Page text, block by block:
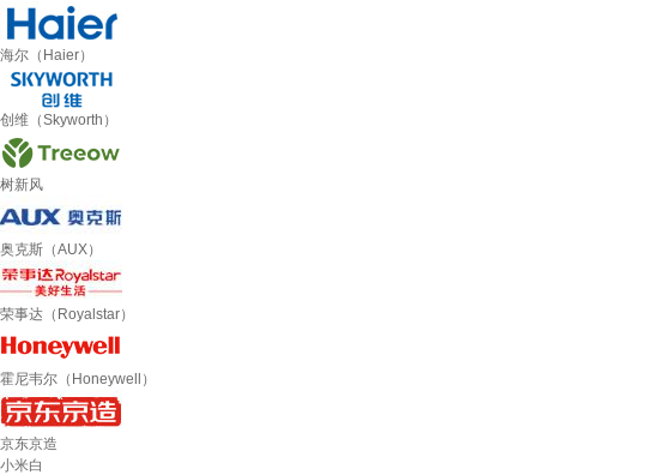
海尔（Haier）
创维（Skyworth）
树新风
奥克斯（AUX）
荣事达（Royalstar）
霍尼韦尔（Honeywell）
京东京造
小米白